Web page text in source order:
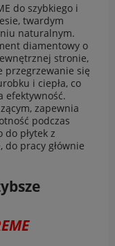
do szybkiego i
twardym
naturalnym.
diamentowy o
stronie,
przegrzewanie się
i ciepła, co
efektywność.
zapewnia
podczas
płytek z
pracy głównie